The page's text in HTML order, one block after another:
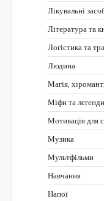
Лікувальні
Література та
Логістика та
Людина
Магія,
Міфи та легенди
Мотивація для
Музика
Мультфільми
Навчання
Напої